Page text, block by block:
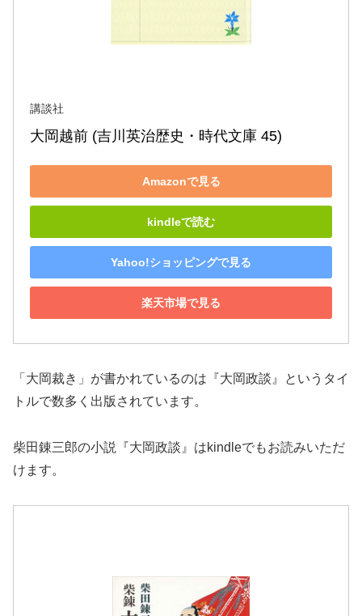
講談社
大岡越前 (吉川英治歴史・時代文庫 45)
Amazonで見る
kindleで読む
Yahoo!ショッピングで見る
楽天市場で見る
「大岡裁き」が書かれているのは『大岡政談』というタイ
トルで数多く出版されています。
柴田錬三郎の小説『大岡政談』はkindleでもお読みいただ
けます。